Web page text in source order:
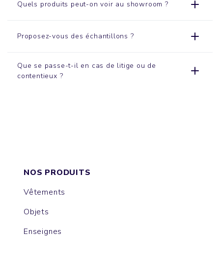
Quels produits peut-on voir au showroom ?
Proposez-vous des échantillons ?
Que se passe-t-il en cas de litige ou de
contentieux ?
NOS PRODUITS
Vêtements
Objets
Enseignes